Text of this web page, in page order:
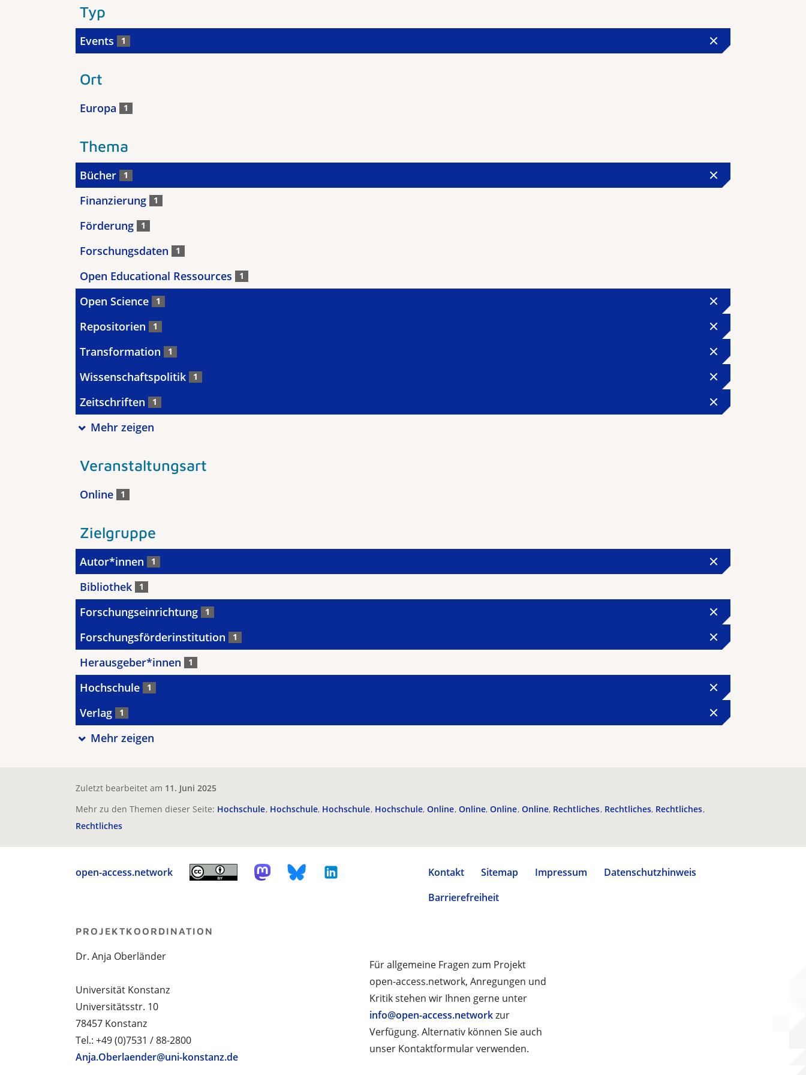
Typ
Events 1
Ort
Europa 1
Thema
Bücher 1
Finanzierung 1
Förderung 1
Forschungsdaten 1
Open Educational Ressources 1
Open Science 1
Repositorien 1
Transformation 1
Wissenschaftspolitik 1
Zeitschriften 1
Mehr zeigen
Veranstaltungsart
Online 1
Zielgruppe
Autor*innen 1
Bibliothek 1
Forschungseinrichtung 1
Forschungsförderinstitution 1
Herausgeber*innen 1
Hochschule 1
Verlag 1
Mehr zeigen
Zuletzt bearbeitet am 11. Juni 2025
Mehr zu den Themen dieser Seite: Hochschule Hochschule Hochschule Hochschule Online Online Online Online Rechtliches Rechtliches Rechtliches
Rechtliches
open-access.network Kontakt Sitemap Impressum
Datenschutzhinweis
Barrierefreiheit
Für allgemeine Fragen zum Projekt
open-access.network, Anregungen und
Kritik stehen wir Ihnen gerne unter
info@open-access.networkzur
Verfügung. Alternativ können Sie auch
unser Kontaktformular verwenden.
PROJEKTKOORDINATION
Dr. Anja Oberländer
Universität Konstanz
Universitätsstr. 10
78457 Konstanz
Tel.: +49 (0)7531 / 88-2800
Anja.Oberlaender@uni-konstanz.de